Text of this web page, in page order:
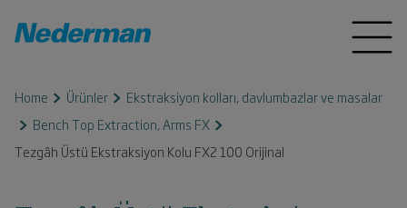
Home Ürünler
Ekstraksiyon kolları, davlumbazlar ve masalar
Bench Top Extraction, Arms FX
Tezgâh Üstü Ekstraksiyon Kolu FX2 100 Orijinal